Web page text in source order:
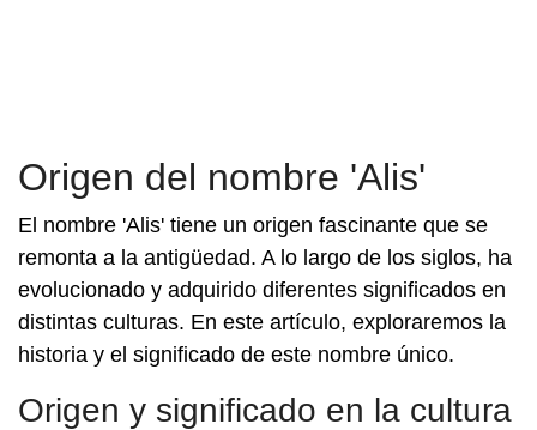
Origen del nombre 'Alis'
El nombre 'Alis' tiene un origen fascinante que se
remonta a la antigüedad. A lo largo de los siglos, ha
evolucionado y adquirido diferentes significados en
distintas culturas. En este artículo, exploraremos la
historia y el significado de este nombre único.
Origen y significado en la cultura